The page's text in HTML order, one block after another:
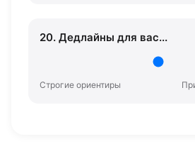
20. Дедлайны для вас...
Строгие ориентиры